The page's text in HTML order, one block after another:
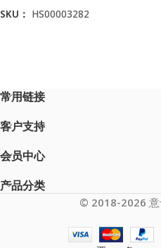
SKU： HS00003282
常用链接
客户支持
会员中心
产品分类
© 2018-2026 意